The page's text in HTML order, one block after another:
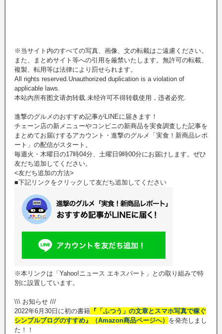
※当サイト内のすべての写真、画像、文の転載はご遠慮ください。
また、まとめサイト等への引用を厳禁いたします。無許可の転載、
複製、転用等は法律により罰せられます。
All rights reserved.Unauthorized duplication is a violation of
applicable laws.
本站內所有图文请勿转载.未经许可不得转载使用，违者必究.
進撃のグルメのおすすめ記事がLINEに届きます！
チェーン店の新メニューやコンビニの新商品を実食調査した記事を
まとめてお届けするアカウント・進撃のグルメ「実食！新商品レポ
ート」の配信がスタート。
毎週火・木曜日の17時04分、土曜日9時00分にお届けします。ぜひ
友だち追加してください。
<友だち追加の方法>
■下記リンクをクリックして友だち追加してください
※本リンクは「Yahoo!ニュース エキスパート」との取り組みで特
別に設置しています。
\\\ お知らせ ///
2022年6月30日に初の書籍 『「ふつう」の文章とスマホ写真で稼ぐ
シンプルブログのすすめ』（Amazon商品ページへ） を発売しまし
た！！